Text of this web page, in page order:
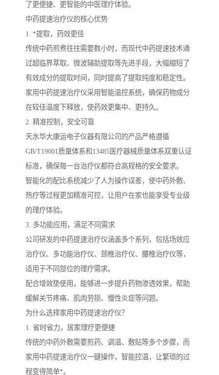
了更便捷、更智能的中医理疗体验。
中药提速治疗仪的核心优势
1. *提取，药效更佳
传统中药煎煮往往需要数小时，而现代中药提速技术通
过超临界萃取、微波辅助提取等先进手段，大幅缩短了
有效成分的提取时间，同时提高了提取纯度和稳定性。
家用中药提速治疗仪采用智能温控系统，确保药物成分
在较佳温度下释放，使药效更集中、更持久。
2. 精准控制，安全可靠
天水华大康运电子仪器有限公司的产品严格遵循
GB/T19001质量体系和13485医疗器械质量体系双重认证
标准，确保每一台治疗仪都符合高规格的安全要求。
智能化的配比系统减少了人为操作误差，使中药外敷、
热疗等过程更加精准可控，让用户在家也能享受专业级
的理疗体验。
3. 多功能应用，满足不同需求
公司研发的中药提速治疗仪涵盖多个系列，包括场效应
治疗仪、多功能治疗仪、颈椎治疗仪、腰椎治疗仪等，
适用于不同部位的理疗需求。
配合增效垫使用，能够进一步提升药物渗透效果，帮助
缓解关节疼痛、肌肉劳损、慢性炎症等问题。
为什么选择家用中药提速治疗仪？
1. 省时省力，居家理疗更便捷
传统的中药外敷需要煎药、调温、敷贴等多个步骤，而
家用中药提速治疗仪一键操作，智能控温，让繁琐的过
程变得简单*。